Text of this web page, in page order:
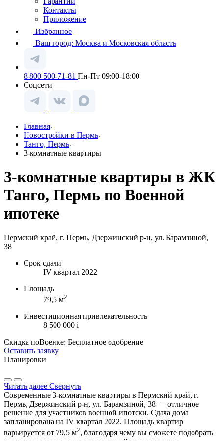
Контакты
Приложение
Избранное
Ваш город: Москва и Московская область
8 800 500-71-81 Пн-Пт 09:00-18:00
Соцсети
Главная
Новостройки в Пермь
Танго, Пермь
3-комнатные квартиры
3-комнатные квартиры в ЖК
Танго, Пермь по Военной
ипотеке
Пермский край, г. Пермь, Дзержинский р-н, ул. Барамзиной,
38
Срок сдачи
IV квартал 2022
Площадь
79,5 м2
Инвестиционная привлекательность
8 500 000 i
Скидка поВоенке: Бесплатное одобрение
Оставить заявку
Планировки
Читать далее Свернуть
Современные 3-комнатные квартиры в Пермский край, г.
Пермь, Дзержинский р-н, ул. Барамзиной, 38 — отличное
решение для участников военной ипотеки. Сдача дома
запланирована на IV квартал 2022. Площадь квартир
варьируется от 79,5 м2, благодаря чему вы сможете подобрать